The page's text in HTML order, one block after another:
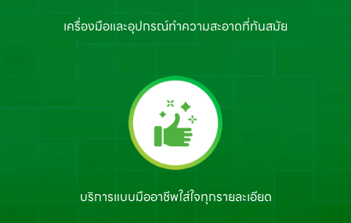
เครื่องมือและอุปกรณ์ทำความสะอาดที่ทันสมัย
บริการแบบมืออาชีพใส่ใจทุกรายละเอียด